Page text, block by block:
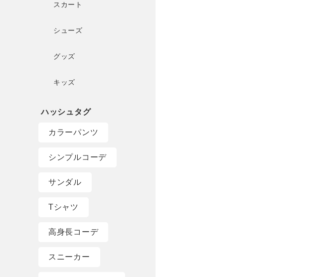
スカート
シューズ
グッズ
キッズ
カラーパンツ
シンプルコーデ
サンダル
Tシャツ
高身長コーデ
スニーカー